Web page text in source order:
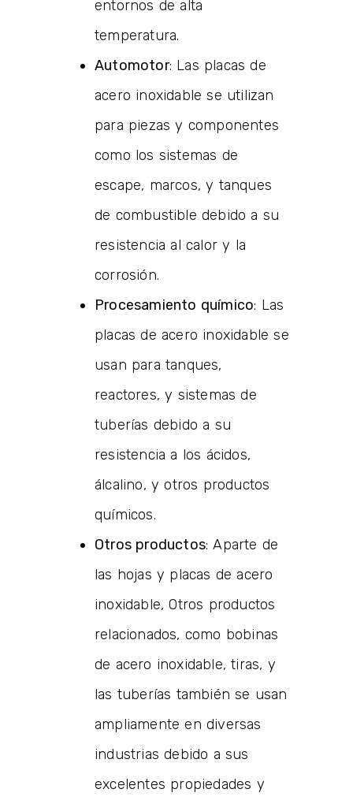
entornos de alta
temperatura.
Automotor: Las placas de
acero inoxidable se utilizan
para piezas y componentes
como los sistemas de
escape, marcos, y tanques
de combustible debido a su
resistencia al calor y la
corrosión.
Procesamiento químico: Las
placas de acero inoxidable se
usan para tanques,
reactores, y sistemas de
tuberías debido a su
resistencia a los ácidos,
álcalino, y otros productos
químicos.
Otros productos: Aparte de
las hojas y placas de acero
inoxidable, Otros productos
relacionados, como bobinas
de acero inoxidable, tiras, y
las tuberías también se usan
ampliamente en diversas
industrias debido a sus
excelentes propiedades y